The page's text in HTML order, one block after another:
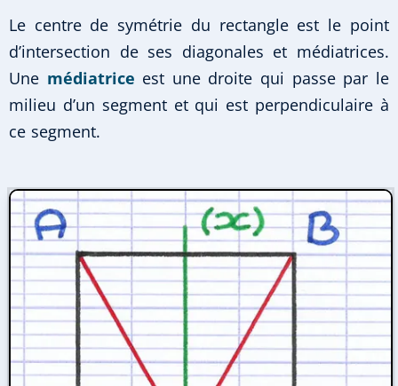
Le centre de symétrie du rectangle est le point
d’intersection de ses diagonales et médiatrices.
Une médiatrice est une droite qui passe par le
milieu d’un segment et qui est perpendiculaire à
ce segment.